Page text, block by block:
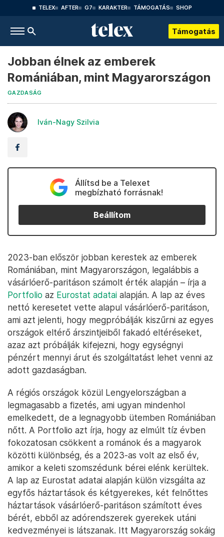
TELEX AFTER G7 KARAKTER TÁMOGATÁS SHOP
Támogatás
Jobban élnek az emberek
Romániában, mint Magyarországon
GAZDASÁG
Iván-Nagy Szilvia
Állítsd be a Telexet
megbízható forrásnak!
Beállítom
2023-ban először jobban kerestek az emberek
Romániában, mint Magyarországon, legalábbis a
vásárlóerő-paritáson számolt érték alapján – írja a
Portfolio az Eurostat adatai alapján. A lap az éves
nettó keresetet vette alapul vásárlóerő-paritáson,
ami azt jelenti, hogy megpróbálják kiszűrni az egyes
országok eltérő árszintjeiből fakadó eltéréseket,
azaz azt próbálják kifejezni, hogy egységnyi
pénzért mennyi árut és szolgáltatást lehet venni az
adott gazdaságban.
A régiós országok közül Lengyelországban a
legmagasabb a fizetés, ami ugyan mindenhol
emelkedett, de a legnagyobb ütemben Romániában
nőtt. A Portfolio azt írja, hogy az elmúlt tíz évben
fokozatosan csökkent a románok és a magyarok
közötti különbség, és a 2023-as volt az első év,
amikor a keleti szomszédunk bérei elénk kerültek.
A lap az Eurostat adatai alapján külön vizsgálta az
egyfős háztartások és kétgyerekes, két felnőttes
háztartások vásárlóerő-paritáson számított éves
bérét, ebből az adórendszerek gyerekek utáni
kedvezményei is látszanak. Itt Magyarország sokáig